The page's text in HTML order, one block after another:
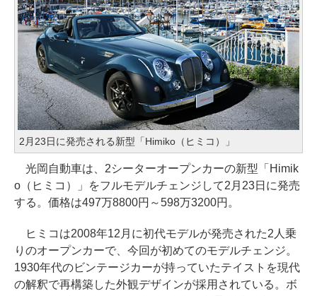
2月23日に発売される新型「Himiko（ヒミコ）」
光岡自動車は、2シーターオープンカーの新型「Himik
o（ヒミコ）」をフルモデルチェンジして2月23日に発売
する。価格は497万8800円～598万3200円。
ヒミコは2008年12月に初代モデルが発売された2人乗
りのオープンカーで、今回が初めてのモデルチェンジ。
1930年代のビンテージカーが持っていたテイストを現代
の解釈で再構築した外観デザインが採用されている。ボ